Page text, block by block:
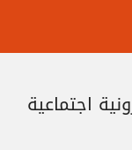
اجتماعية